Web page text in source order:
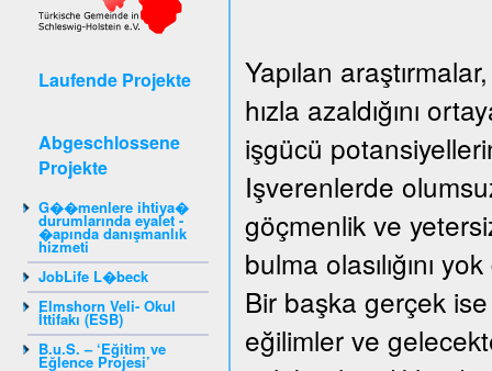
Laufende Projekte
Abgeschlossene
Projekte
G��menlere ihtiya�
durumlarında eyalet -
�apında danışmanlık
hizmeti
JobLife L�beck
Elmshorn Veli- Okul
İttifakı (ESB)
B.u.S. – ‘Eğitim ve
Eğlence Projesi’
Yapılan
hızla azaldığını
işgücü
Işverenlerde
göçmenlik ve
bulma olasılığını
Bir başka gerçek
eğilimler ve